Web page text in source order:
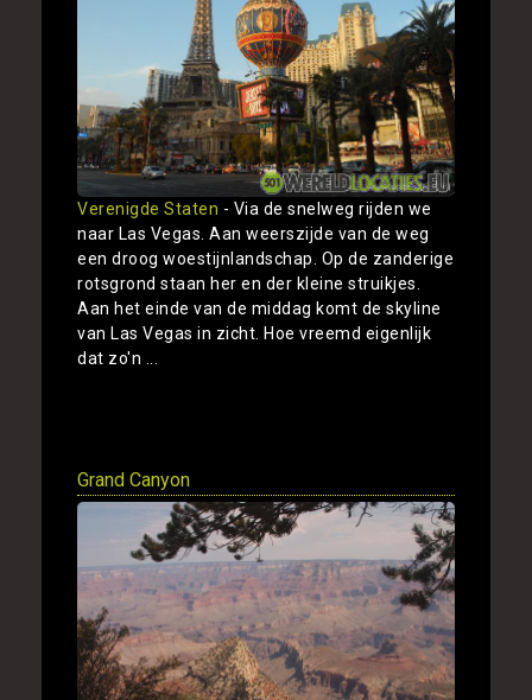
Verenigde Staten - Via de snelweg rijden we
naar Las Vegas. Aan weerszijde van de weg
een droog woestijnlandschap. Op de zanderige
rotsgrond staan her en der kleine struikjes.
Aan het einde van de middag komt de skyline
van Las Vegas in zicht. Hoe vreemd eigenlijk
dat zo'n ...
Grand Canyon